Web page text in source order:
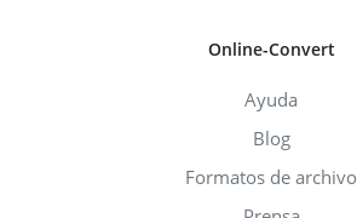
Online-Convert
Ayuda
Blog
Formatos de archivo